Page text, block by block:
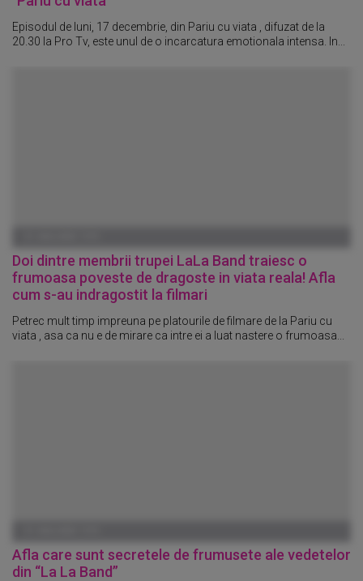
Episodul de luni, 17 decembrie, din Pariu cu viata , difuzat de la
20.30 la Pro Tv, este unul de o incarcatura emotionala intensa. In...
Doi dintre membrii trupei LaLa Band traiesc o
frumoasa poveste de dragoste in viata reala! Afla
cum s-au indragostit la filmari
Petrec mult timp impreuna pe platourile de filmare de la Pariu cu
viata , asa ca nu e de mirare ca intre ei a luat nastere o frumoasa...
Afla care sunt secretele de frumusete ale vedetelor
din “La La Band”